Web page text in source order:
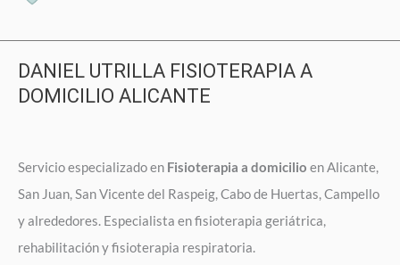
DANIEL UTRILLA FISIOTERAPIA A
DOMICILIO ALICANTE
Servicio especializado en Fisioterapia a domicilio en Alicante,
San Juan, San Vicente del Raspeig, Cabo de Huertas, Campello
y alrededores. Especialista en fisioterapia geriátrica,
rehabilitación y fisioterapia respiratoria.